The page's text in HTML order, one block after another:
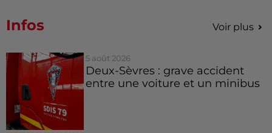
Infos Voir plus
5 août 2026
Deux-Sèvres : grave accident
entre une voiture et un minibus